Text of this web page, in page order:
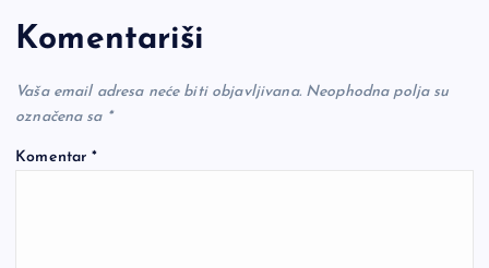
Komentariši
Vaša email adresa neće biti objavljivana. Neophodna polja su
označena sa *
Komentar*